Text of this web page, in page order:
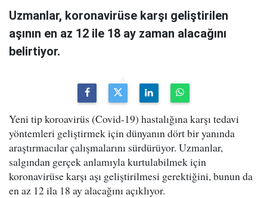
Uzmanlar, koronavirüse karşı geliştirilen
aşının en az 12 ile 18 ay zaman alacağını
belirtiyor.
Yeni tip koroavirüs (Covid-19) hastalığına karşı tedavi
yöntemleri geliştirmek için dünyanın dört bir yanında
araştırmacılar çalışmalarını sürdürüyor. Uzmanlar,
salgından gerçek anlamıyla kurtulabilmek için
koronavirüse karşı aşı geliştirilmesi gerektiğini, bunun da
en az 12 ila 18 ay alacağını açıklıyor.